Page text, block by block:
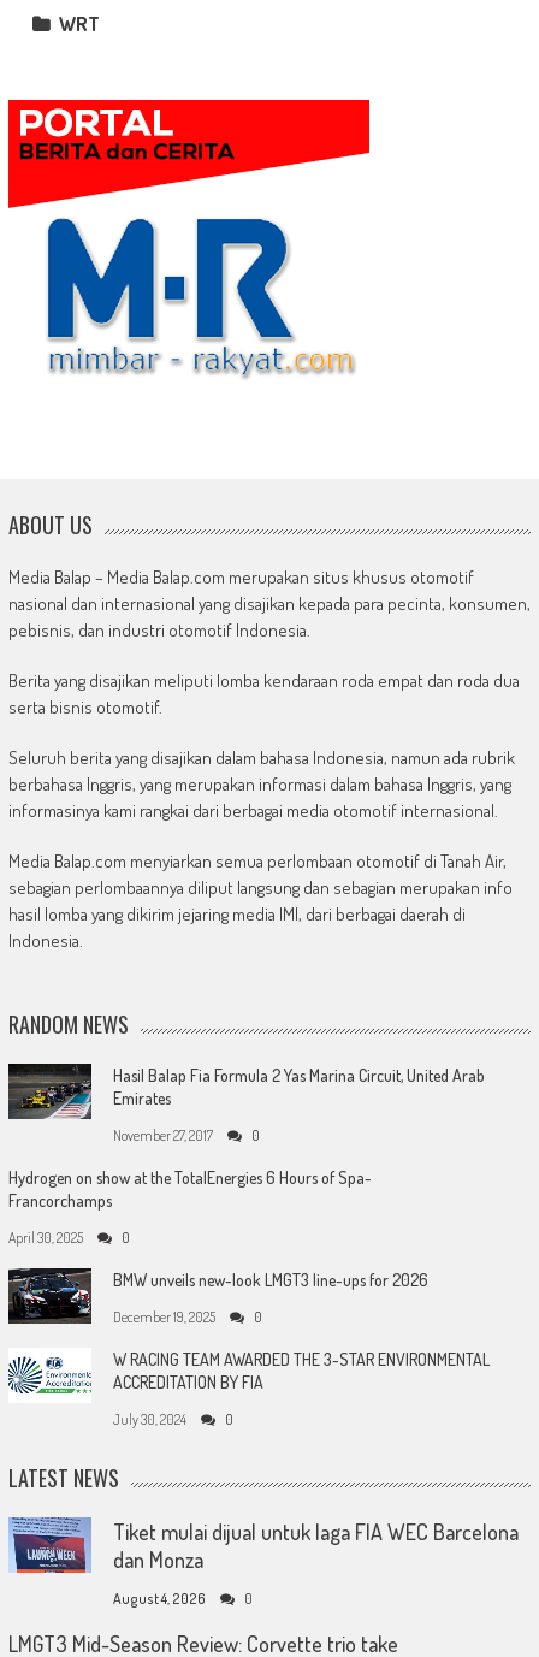
WRT
ABOUT US
Media Balap – Media Balap.com merupakan situs khusus otomotif
nasional dan internasional yang disajikan kepada para pecinta, konsumen,
pebisnis, dan industri otomotif Indonesia.
Berita yang disajikan meliputi lomba kendaraan roda empat dan roda dua
serta bisnis otomotif.
Seluruh berita yang disajikan dalam bahasa Indonesia, namun ada rubrik
berbahasa Inggris, yang merupakan informasi dalam bahasa Inggris, yang
informasinya kami rangkai dari berbagai media otomotif internasional.
Media Balap.com menyiarkan semua perlombaan otomotif di Tanah Air,
sebagian perlombaannya diliput langsung dan sebagian merupakan info
hasil lomba yang dikirim jejaring media IMI, dari berbagai daerah di
Indonesia.
RANDOM NEWS
Hasil Balap Fia Formula 2 Yas Marina Circuit, United Arab
Emirates
November 27, 2017 0
Hydrogen on show at the TotalEnergies 6 Hours of Spa-
Francorchamps
April 30, 2025 0
BMW unveils new-look LMGT3 line-ups for 2026
December 19, 2025 0
W RACING TEAM AWARDED THE 3-STAR ENVIRONMENTAL
ACCREDITATION BY FIA
July 30, 2024 0
LATEST NEWS
Tiket mulai dijual untuk laga FIA WEC Barcelona
dan Monza
August 4, 2026 0
LMGT3 Mid-Season Review: Corvette trio take